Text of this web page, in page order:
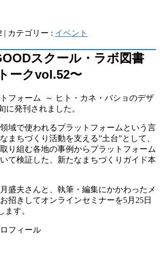
| カテゴリー : イベント
スクール・ラボ図書
ークvol.52〜
フォーム ～ ヒト・カネ・バショのデザ
に発刊されました。
域で使われるプラットフォームという言
まちづくり活動を支える”土台”として、
り組む各地の事例からプラットフォーム
て検証した、新たなまちづくりガイド本
盛夫さんと、執筆・編集にかかわったメ
招きしてオンラインセミナーを5月25日
ます。
フィール